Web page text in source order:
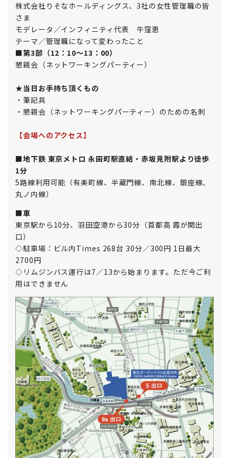
株式会社りそなホールディングス、3社の女性管理職の皆
さま
モデレータ／インフィニティ代表 牛窪恵
テーマ／管理職になって変わったこと
■第3部（12：10～13：00）
懇親会（ネットワーキングパーティー）
★当日お手持ち頂くもの
・筆記具
・懇親会（ネットワーキングパーティー）のための名刺
【会場へのアクセス】
■地下鉄 東京メトロ 永田町駅直結・赤坂見附駅より徒歩
1分
5路線利用可能（有楽町線、半蔵門線、南北線、銀座線、
丸ノ内線）
■車
東京駅から10分、羽田空港から30分（首都高 霞が関出
口）
◇駐車場：ビル内Times 268台 30分／300円 1日最大
2700円
◇リムジンバス運行は7／13から始まります。ただ今ご利
用はできません